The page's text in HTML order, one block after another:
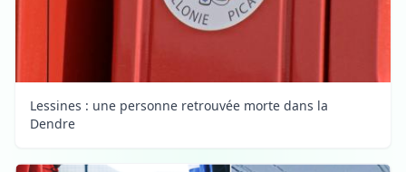
Lessines : une personne retrouvée morte dans la
Dendre